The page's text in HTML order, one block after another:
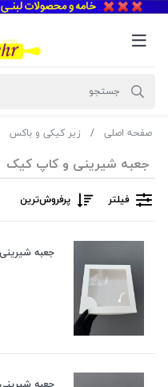
صفحه اصلی زیر کیکی و باکس
جعبه شیرینی و کاپ کیک
فیلتر پرفروش‌ترین‌
جعبه شیرینی مقوایی